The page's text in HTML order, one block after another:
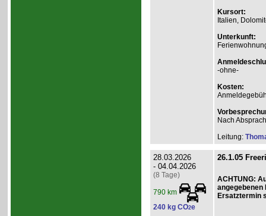
Kursort:
Italien,
Unterkunft:
-ohne-
Kosten:
Nach
Leitung:
28.03.2026
- 04.04.2026
(8 Tage)
790 km
240 kg CO2e
26.1.05
ACHTUNG:
Ersatztermin